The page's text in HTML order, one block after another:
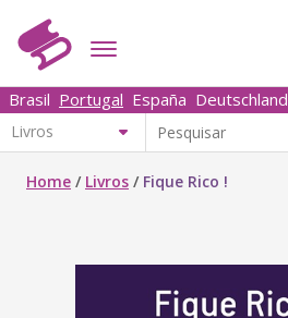
Brasil Portugal España Deutschland
Home / Livros / Fique Rico !